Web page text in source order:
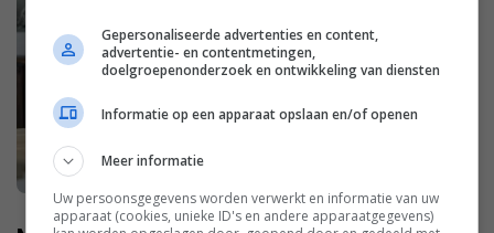
Gepersonaliseerde advertenties en content,
advertentie- en contentmetingen,
doelgroepenonderzoek en ontwikkeling van diensten
Informatie op een apparaat opslaan en/of openen
Meer informatie
Uw persoonsgegevens worden verwerkt en informatie van uw
apparaat (cookies, unieke ID's en andere apparaatgegevens)